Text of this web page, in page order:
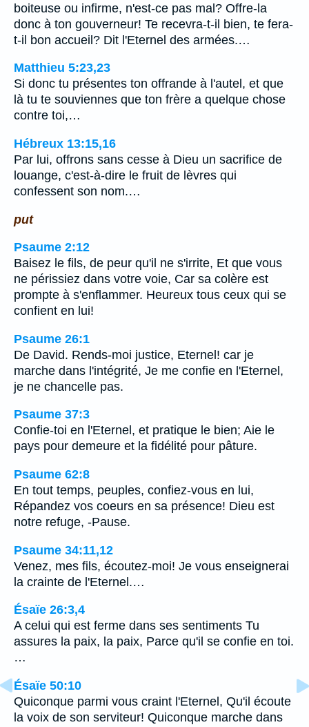
boiteuse ou infirme, n'est-ce pas mal? Offre-la
donc à ton gouverneur! Te recevra-t-il bien, te fera-
t-il bon accueil? Dit l'Eternel des armées.…
Matthieu 5:23,23
Si donc tu présentes ton offrande à l'autel, et que
là tu te souviennes que ton frère a quelque chose
contre toi,…
Hébreux 13:15,16
Par lui, offrons sans cesse à Dieu un sacrifice de
louange, c'est-à-dire le fruit de lèvres qui
confessent son nom.…
put
Psaume 2:12
Baisez le fils, de peur qu'il ne s'irrite, Et que vous
ne périssiez dans votre voie, Car sa colère est
prompte à s'enflammer. Heureux tous ceux qui se
confient en lui!
Psaume 26:1
De David. Rends-moi justice, Eternel! car je
marche dans l'intégrité, Je me confie en l'Eternel,
je ne chancelle pas.
Psaume 37:3
Confie-toi en l'Eternel, et pratique le bien; Aie le
pays pour demeure et la fidélité pour pâture.
Psaume 62:8
En tout temps, peuples, confiez-vous en lui,
Répandez vos coeurs en sa présence! Dieu est
notre refuge, -Pause.
Psaume 34:11,12
Venez, mes fils, écoutez-moi! Je vous enseignerai
la crainte de l'Eternel.…
Ésaïe 26:3,4
A celui qui est ferme dans ses sentiments Tu
assures la paix, la paix, Parce qu'il se confie en toi.
…
Ésaïe 50:10
Quiconque parmi vous craint l'Eternel, Qu'il écoute
la voix de son serviteur! Quiconque marche dans